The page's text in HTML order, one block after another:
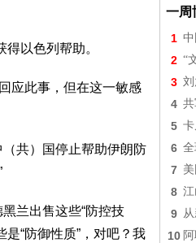
以色列帮助。
应此事，但在这一敏感
共）国停止帮助伊朗防
兰出售这些“防控技
“防御性质”，对吧？我
一周
1
2 “
3
4
5
6 全
7
8 江
9
10